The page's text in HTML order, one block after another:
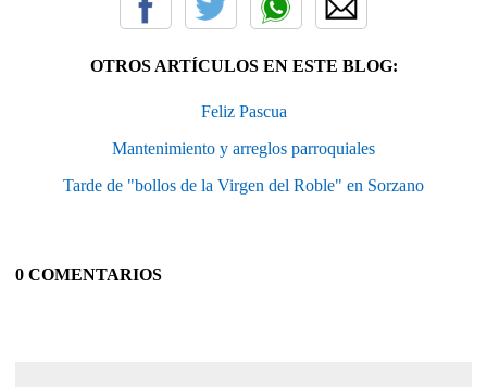
OTROS ARTÍCULOS EN ESTE BLOG:
Feliz Pascua
Mantenimiento y arreglos parroquiales
Tarde de "bollos de la Virgen del Roble" en Sorzano
0 COMENTARIOS